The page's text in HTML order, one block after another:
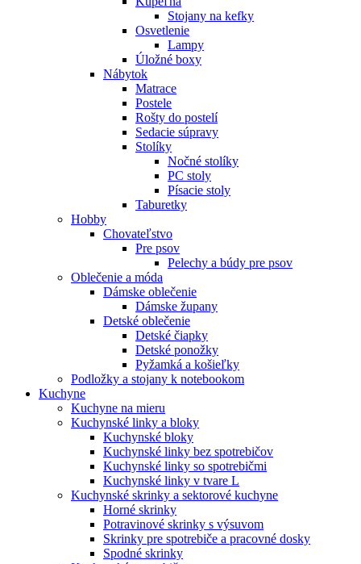
Stojany na kefky
Osvetlenie
Lampy
Úložné boxy
Nábytok
Matrace
Postele
Rošty do postelí
Sedacie súpravy
Stolíky
Nočné stolíky
PC stoly
Písacie stoly
Taburetky
Hobby
Chovateľstvo
Pre psov
Pelechy a búdy pre psov
Oblečenie a móda
Dámske oblečenie
Dámske župany
Detské oblečenie
Detské čiapky
Detské ponožky
Pyžamká a košieľky
Podložky a stojany k notebookom
Kuchyne
Kuchyne na mieru
Kuchynské linky a bloky
Kuchynské bloky
Kuchynské linky bez spotrebičov
Kuchynské linky so spotrebičmi
Kuchynské linky v tvare L
Kuchynské skrinky a sektorové kuchyne
Horné skrinky
Potravinové skrinky s výsuvom
Skrinky pre spotrebiče a pracovné dosky
Spodné skrinky